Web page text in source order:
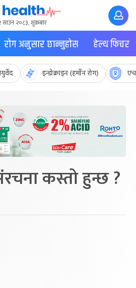
साउन २०८३, शुक्रबार
रोग अनुसार छान्नुहोस हेल्थ फिचर
इन्डोक्राइन (हर्मोन रोग)
कस्तो हुन्छ ?